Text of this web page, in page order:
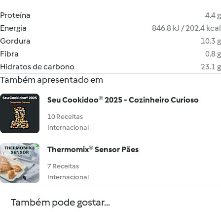
Proteína
4.4 g
Energia
846.8 kJ / 202.4 kcal
Gordura
10.3 g
Fibra
0.8 g
Hidratos de carbono
23.1 g
Também apresentado em
Seu Cookidoo® 2025 - Cozinheiro Curioso
10 Receitas
Internacional
Thermomix® Sensor Pães
7 Receitas
Internacional
Também pode gostar...